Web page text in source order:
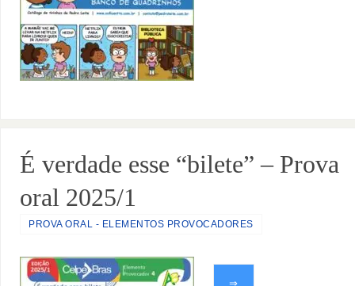
É verdade esse “bilete” – Prova
oral 2025/1
PROVA ORAL - ELEMENTOS PROVOCADORES
⇒